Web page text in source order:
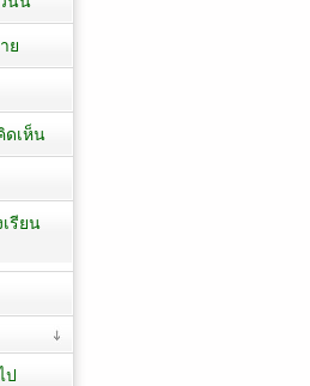
ย
ดเห็น
เรียน
ป